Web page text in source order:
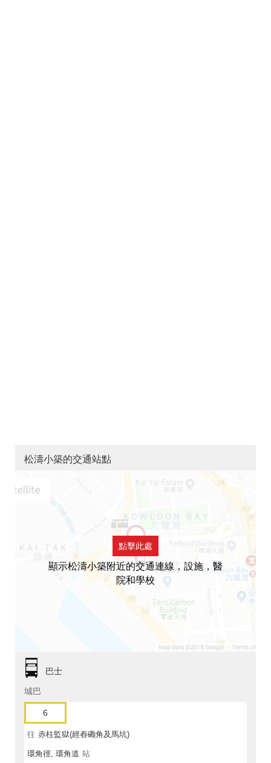
松濤小築的交通站點
點擊此處
顯示松濤小築附近的交通連線，設施，醫
院和學校
巴士
城巴
6
往 赤柱監獄(經舂磡角及馬坑)
環角徑, 環角道 站